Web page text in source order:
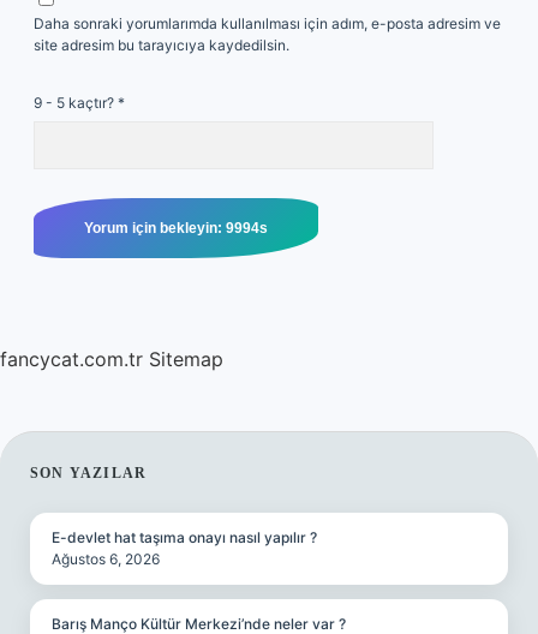
Daha sonraki yorumlarımda kullanılması için adım, e-posta adresim ve
site adresim bu tarayıcıya kaydedilsin.
9 - 5 kaçtır? *
fancycat.com.tr Sitemap
SIDEBAR
SON YAZILAR
E-devlet hat taşıma onayı nasıl yapılır ?
Ağustos 6, 2026
Barış Manço Kültür Merkezi’nde neler var ?